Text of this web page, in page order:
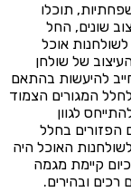
תוכלו
שונים, החל
לשולחנות אוכל
של שולחן
להיעשות בהתאם
המגורים הצמוד
לגוון
הפזורים בחלל
האוכל היה
קיימת מגמה
רכים ובהירים.